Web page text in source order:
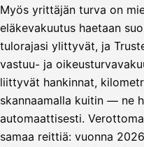
Myös yrittäjän turva on
eläkevakuutus haetaan
tulorajasi ylittyvät, ja
vastuu- ja
liittyvät hankinnat,
skannaamalla kuitin — ne
automaattisesti.
samaa reittiä: vuonna